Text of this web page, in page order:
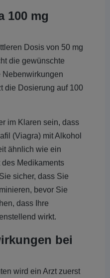
100 mg
Dosis von 50 mg
die gewünschte
Nebenwirkungen
die Dosierung auf 100
im Klaren sein, dass
(Viagra) mit Alkohol
ähnlich wie ein
des Medikaments
sicher, dass Sie
bevor Sie
dass Ihre
wirkt.
bei
wird ein Arzt zuerst